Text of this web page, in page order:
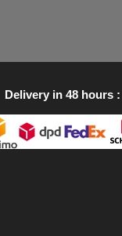
Delivery in 48 hours